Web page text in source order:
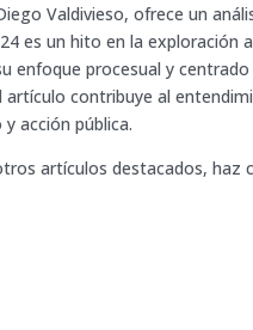
Valdivieso, ofrece un
es un hito en la exploración
enfoque procesual y
contribuye al
acción pública.
artículos destacados, haz